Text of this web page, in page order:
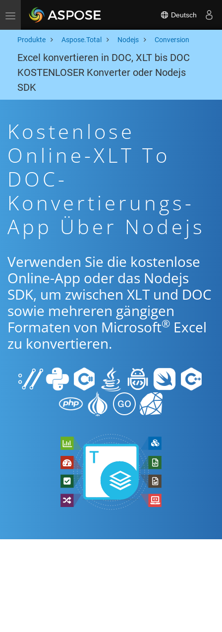
Toggle navigation Deutsch
Produkte Aspose.Total Nodejs Conversion
Excel konvertieren in DOC, XLT bis DOC
KOSTENLOSER Konverter oder Nodejs
SDK
Kostenlose
Online-XLT To
DOC-
Konvertierungs-
App Über Nodejs
Verwenden Sie die kostenlose
Online-App oder das Nodejs
SDK, um zwischen XLT und DOC
sowie mehreren gängigen
Formaten von Microsoft® Excel
zu konvertieren.